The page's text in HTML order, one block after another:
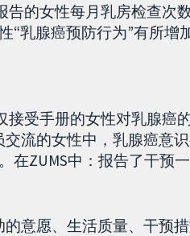
的女性每月乳房检查次
“乳腺癌预防行为”有所增
受手册的女性对乳腺癌
流的女性中，乳腺癌意
ZUMS中：报告了干预
意愿、生活质量、干预